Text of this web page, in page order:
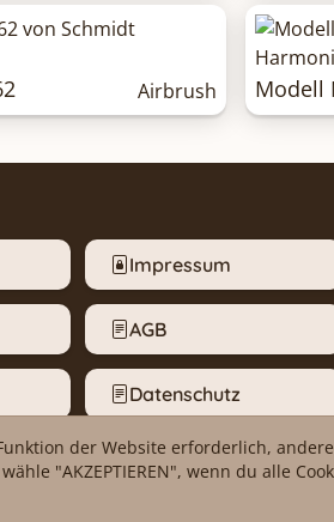
Airbrush Modell
Impressum
AGB
Datenschutz
Cookie-Einstellungen
der Website erforderlich,
"AKZEPTIEREN", wenn du alle